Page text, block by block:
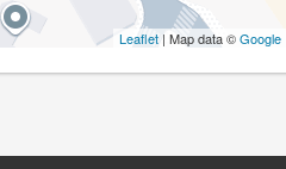
Leaflet | Map data ©Google